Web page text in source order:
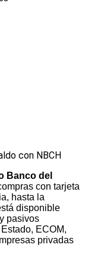
Banco del
con tarjeta
hasta la
disponible
pasivos
ECOM,
privadas